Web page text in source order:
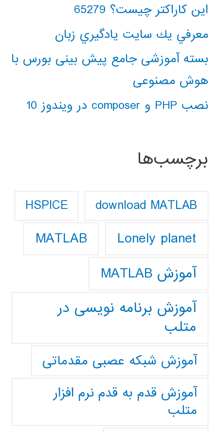
این کاراکتر چیست؟ 65279
معرفي يك سايت يادگيري زبان
بسته آموزشی جامع پیش بینی بورس با
هوش مصنوعی
نصب PHP و composer در ویندوز 10
برچسب‌ها
download MATLAB
HSPICE
Lonely planet
MATLAB
آموزش MATLAB
آموزش برنامه نویسی در
متلب
آموزش شبکه عصبی مقدماتی
آموزش قدم به قدم نرم افزار
متلب